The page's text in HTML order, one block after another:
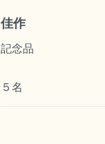
佳作
記念品
５名